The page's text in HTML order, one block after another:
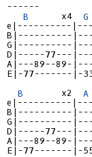
------
B
      x4
G
e|----------
B|----------
G|----------
D|-----77---
A|---89--89-
E|-77-------|-
B
       x2
A
e|----------
B|----------
G|----------
D|-----77---
A|---89--89-
E|-77-------|-